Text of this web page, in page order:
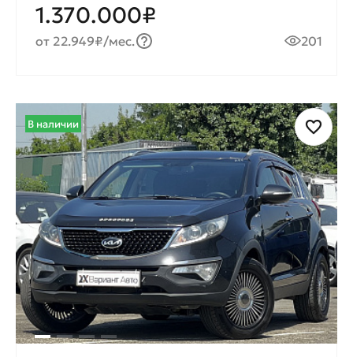
1.370.000₽
от 22.949₽/мес. 201
В наличии